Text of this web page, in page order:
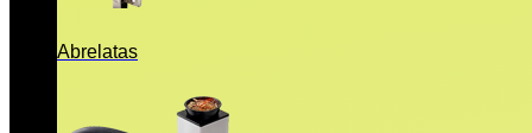
Abrelatas